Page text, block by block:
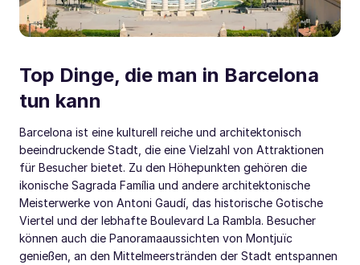
Top Dinge, die man in Barcelona
tun kann
Barcelona ist eine kulturell reiche und architektonisch
beeindruckende Stadt, die eine Vielzahl von Attraktionen
für Besucher bietet. Zu den Höhepunkten gehören die
ikonische Sagrada Família und andere architektonische
Meisterwerke von Antoni Gaudí, das historische Gotische
Viertel und der lebhafte Boulevard La Rambla. Besucher
können auch die Panoramaaussichten von Montjuïc
genießen, an den Mittelmeerstränden der Stadt entspannen